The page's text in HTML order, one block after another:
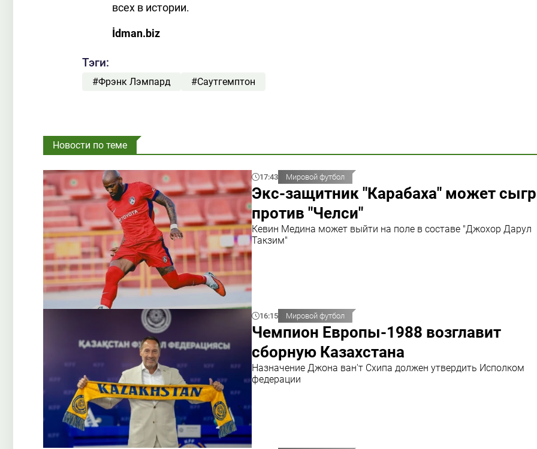
всех в истории.
İdman.biz
Тэги:
#Фрэнк Лэмпард #Саутгемптон
Новости по теме
17:43 Мировой футбол
Экс-защитник "Карабаха" может
против "Челси"
Кевин Медина может выйти на поле в составе "Джохор Дарул
Такзим"
16:15 Мировой футбол
Чемпион Европы-1988 возглавит
сборную Казахстана
Назначение Джона ван'т Схипа должен утвердить Исполком
федерации